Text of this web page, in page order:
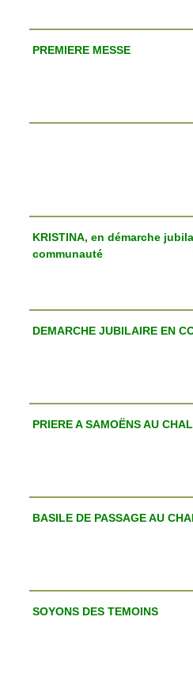
PREMIERE MESSE
KRISTINA, en démarche
communauté
DEMARCHE JUBILAIRE EN
PRIERE A SAMOËNS AU
BASILE DE PASSAGE AU
SOYONS DES TEMOINS